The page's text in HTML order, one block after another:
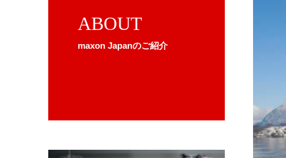
ABOUT
maxon Japanのご紹介